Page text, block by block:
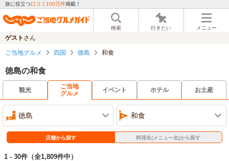
旅に役立つ口コミ100万件掲載！
検索 行きたい メニュー
ゲスト さん
ご当地グルメ 四国 徳島 和食
徳島の和食
観光
ご当地
グルメ
イベント ホテル お土産
徳島 和食
店舗から探す 料理名(メニュー名)から探す
1 - 30件 （全1,809件中）